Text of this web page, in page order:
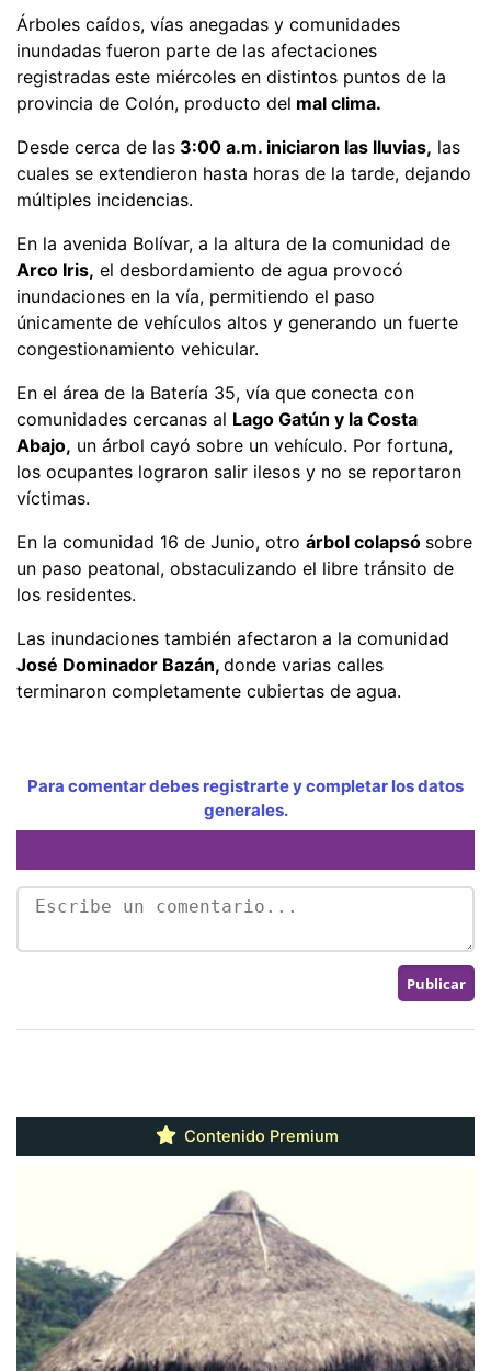
Árboles caídos, vías anegadas y comunidades
inundadas fueron parte de las afectaciones
registradas este miércoles en distintos puntos de la
provincia de Colón, producto del mal clima.
Desde cerca de las 3:00 a.m. iniciaron las lluvias, las
cuales se extendieron hasta horas de la tarde, dejando
múltiples incidencias.
En la avenida Bolívar, a la altura de la comunidad de
Arco Iris, el desbordamiento de agua provocó
inundaciones en la vía, permitiendo el paso
únicamente de vehículos altos y generando un fuerte
congestionamiento vehicular.
En el área de la Batería 35, vía que conecta con
comunidades cercanas al Lago Gatún y la Costa
Abajo, un árbol cayó sobre un vehículo. Por fortuna,
los ocupantes lograron salir ilesos y no se reportaron
víctimas.
En la comunidad 16 de Junio, otro árbol colapsó sobre
un paso peatonal, obstaculizando el libre tránsito de
los residentes.
Las inundaciones también afectaron a la comunidad
José Dominador Bazán, donde varias calles
terminaron completamente cubiertas de agua.
Para comentar debes registrarte y completar los datos
generales.
Contenido Premium